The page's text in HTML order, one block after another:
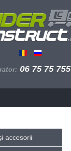
06 75 75 755
accesorii